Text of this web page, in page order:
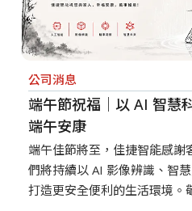
公司消息
端午節祝福｜以 AI 智慧
端午安康
端午佳節將至，佳捷智能感謝
們將持續以 AI 影像辨識、智
打造更安全便利的生活環境。